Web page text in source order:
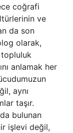
coğrafi
ve
da son
olarak,
anlamak her
aynı
taşır.
bulunan
işlevi değil,